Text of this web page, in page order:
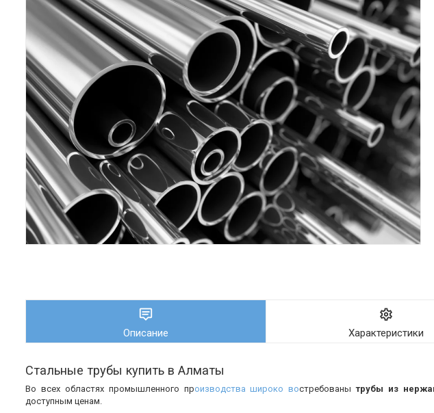
Описание Характеристики
Стальные трубы купить в Алматы
Во всех областях промышленного производства широко востребованытрубы из
доступным ценам.